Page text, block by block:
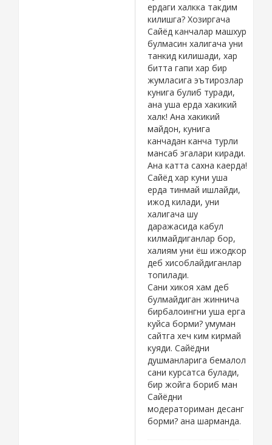
qotirib qo'yib. Mana
o'rgan disa yaxshiro
bo'lardi. O'zi
eplomidide. Kimdir
bosib ogan
qurbaqaga o'xshab. . .
. Iya oyog'imni tegida
nimadir qob ketibdi.
Kubik biznesiga o'tib
ketdingmi? Kubiklarni
rekalma qib qobsan.
Bizaga kerakmas.
O'zing quraver
bemalol.
U rasmlarni san
uchun qo'ymagandim.
Voo sanga yoqmasa
yana qo'yamiz.
Forumdoshla endi bir
kami shu *. . ni tabiga
qarab narsa
qo'yiwimiz qoludu.
Voy hozir sizga
yoqadigan narsa
yozib beramiz. Ketib
qomi turing.)
ердаги халкка такдим
килишга? Хозиргача
Сайёд канчалар машхур
булмасин халигача уни
танкид килишади, хар
битта гапи хар бир
жумласига эътирозлар
кунига булиб туради,
ана уша ерда хакикий
халк! Ана хакикий
майдон, кунига
канчадан канча турли
мансаб эгалари киради.
Ана катта сахна каерда!
Сайёд хар куни уша
ерда тинмай ишлайди,
ижод килади, уни
халигача шу
даражасида кабул
килмайдиганлар бор,
халиям уни ёш ижодкор
деб хисоблайдиганлар
топилади.
Сани хикоя хам деб
булмайдиган жиннича
бирбалоингни уша ерга
куйса борми? умуман
сайтга хеч ким кирмай
куяди. Сайёдни
душманларига бемалол
сани курсатса булади,
бир жойга бориб ман
Сайёдни
модераториман десанг
борми? ана шарманда.